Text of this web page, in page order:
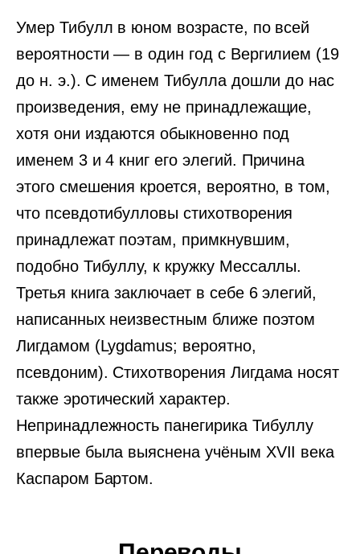
Умер Тибулл в юном возрасте, по всей
вероятности — в один год с Вергилием (19
до н. э.). С именем Тибулла дошли до нас
произведения, ему не принадлежащие,
хотя они издаются обыкновенно под
именем 3 и 4 книг его элегий. Причина
этого смешения кроется, вероятно, в том,
что псевдотибулловы стихотворения
принадлежат поэтам, примкнувшим,
подобно Тибуллу, к кружку Мессаллы.
Третья книга заключает в себе 6 элегий,
написанных неизвестным ближе поэтом
Лигдамом (Lygdamus; вероятно,
псевдоним). Стихотворения Лигдама носят
также эротический характер.
Непринадлежность панегирика Тибуллу
впервые была выяснена учёным XVII века
Каспаром Бартом.